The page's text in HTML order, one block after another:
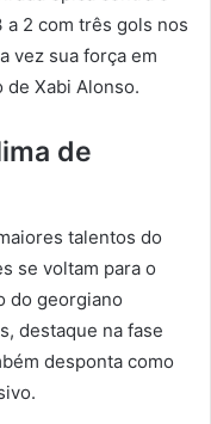
2 com três gols nos
vez sua força em
Xabi Alonso.
de
talentos do
se voltam para o
do georgiano
destaque na fase
desponta como